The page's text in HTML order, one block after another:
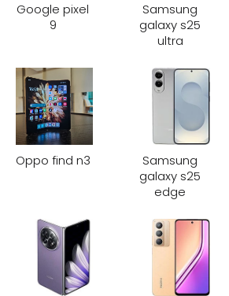
Samsung
galaxy s25
ultra
Google pixel
9
Samsung
galaxy s25
edge
Oppo find n3